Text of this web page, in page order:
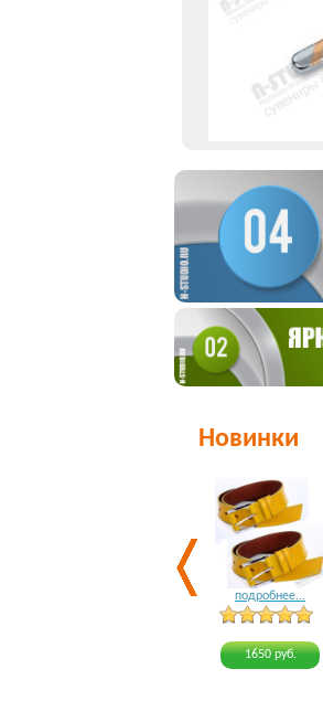
Новинки
подробнее...
1650 руб.